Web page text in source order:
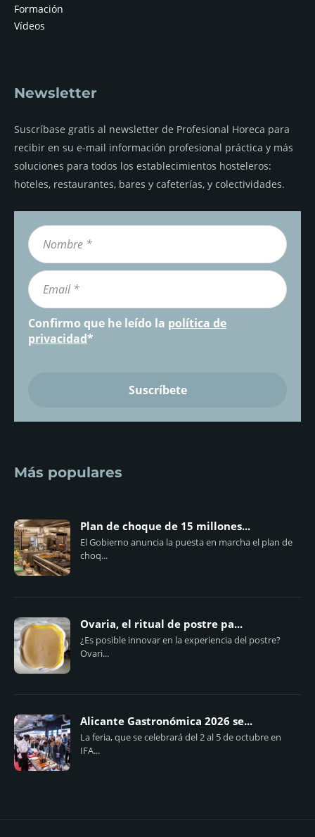
Formación
Vídeos
Newsletter
Suscríbase gratis al newsletter de Profesional Horeca para
recibir en su e-mail información profesional práctica y más
soluciones para todos los establecimientos hosteleros:
hoteles, restaurantes, bares y cafeterías, y colectividades.
Confirmo que he leído la política de
privacidad*
Más populares
Plan de choque de 15 millones...
El Gobierno anuncia la puesta en marcha el plan de
choq...
Ovaria, el ritual de postre pa...
¿Es posible innovar en la experiencia del postre?
Ovari...
Alicante Gastronómica 2026 se...
La feria, que se celebrará del 2 al 5 de octubre en
IFA...